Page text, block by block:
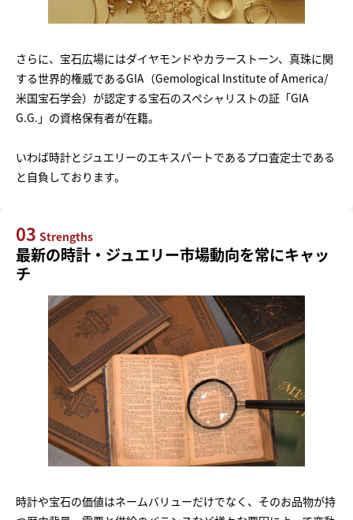
さらに、宝石広場にはダイヤモンドやカラーストーン、真珠に関
する世界的権威であるGIA（Gemological Institute of America/
米国宝石学会）が認定する宝石のスペシャリストの証「GIA
G.G.」の資格保有者が在籍。
いわば時計とジュエリーのエキスパートであるプロ査定士である
と自負しております。
03 Strengths
最新の時計・ジュエリー市場動向を常にキャッ
チ
時計や宝石の価値はネームバリューだけでなく、そのお品物が持